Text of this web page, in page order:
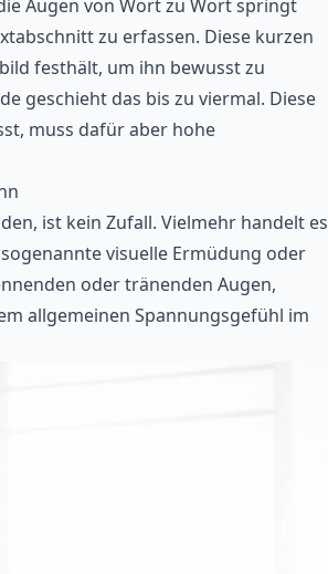
Augen von Wort zu Wort springt
zu erfassen. Diese kurzen
festhält, um ihn bewusst zu
geschieht das bis zu viermal. Diese
muss dafür aber hohe
ist kein Zufall. Vielmehr handelt es
visuelle Ermüdung oder
oder tränenden Augen,
allgemeinen Spannungsgefühl im